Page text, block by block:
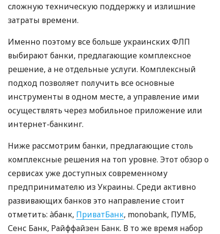
сложную техническую поддержку и излишние
затраты времени.
Именно поэтому все больше украинских ФЛП
выбирают банки, предлагающие комплексное
решение, а не отдельные услуги. Комплексный
подход позволяет получить все основные
инструменты в одном месте, а управление ими
осуществлять через мобильное приложение или
интернет-банкинг.
Ниже рассмотрим банки, предлагающие столь
комплексные решения на топ уровне. Этот обзор о
сервисах уже доступных современному
предпринимателю из Украины. Среди активно
развивающих банков это направление стоит
отметить: àбанк, ПриватБанк, monobank, ПУМБ,
Сенс Банк, Райффайзен Банк. В то же время набор